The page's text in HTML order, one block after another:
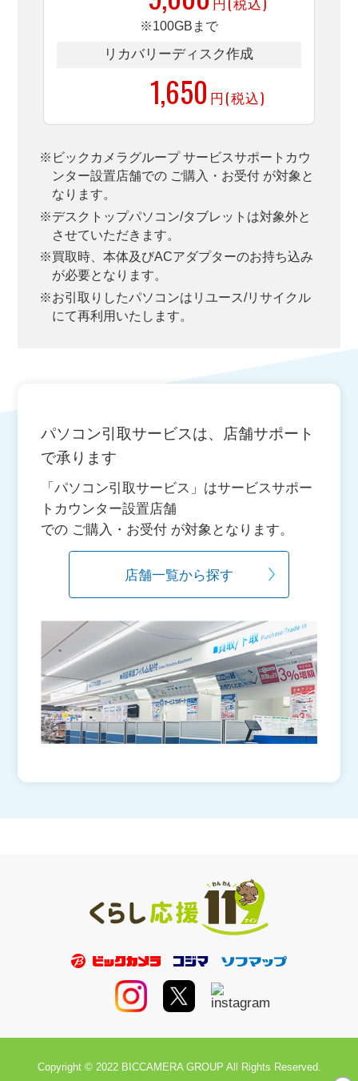
※100GBまで
リカバリーディスク作成
1,650 円(税込)
※ビックカメラグループ サービスサポートカウ
ンター設置店舗での ご購入・お受付 が対象と
なります。
※デスクトップパソコン/タブレットは対象外と
させていただきます。
※買取時、本体及びACアダプターのお持ち込み
が必要となります。
※お引取りしたパソコンはリユース/リサイクル
にて再利用いたします。
パソコン引取サービスは、店舗サポート
で承ります
「パソコン引取サービス」はサービスサポー
トカウンター設置店舗
での ご購入・お受付 が対象となります。
店舗一覧から探す
Copyright © 2022 BICCAMERA GROUP All Rights Reserved.